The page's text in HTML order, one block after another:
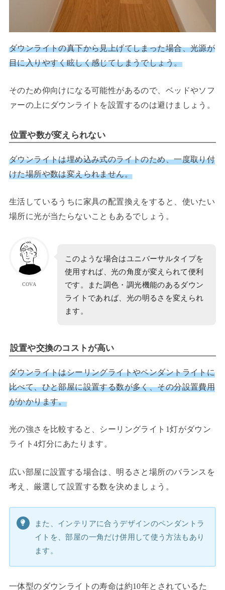
ダウンライトの真下から見上げてしまった場合、光源が
目に入りやすく眩しく感じてしまうでしょう。
そのため仰向けになる可能性があるので、ベッドやソフ
ァーの上にダウンライトを設置するのは避けましょう。
位置や数が変えられない
ダウンライトは埋め込み式のライトのため、一度取り付
けた場所や数は変えられません。
生活しているうちに家具の配置換えをすると、使いたい
場所に光が当たらないこともあるでしょう。
COVA
このような場合はユニバーサルタイプを
使用すれば、光の角度が変えられて便利
です。また調色・調光機能のあるダウン
ライトであれば、光の明るさを変えられ
ます。
設置や交換のコストが高い
ダウンライトはシーリングライトやペンダントライトに
比べて、ひと部屋に設置する数が多く、その分設置費用
がかかります。
光の強さを比較すると、シーリングライト1灯がダウン
ライト4灯分にあたります。
広い部屋に設置する場合は、明るさと場所のバランスを
考え、厳選して設置する数を決めましょう。
また、インテリアに合うデザインのペンダントラ
イトを、部屋の一角だけ併用して使う方法もあり
ます。
一体型のダウンライトの寿命は約10年とされているた